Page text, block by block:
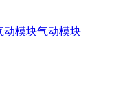
气动模块